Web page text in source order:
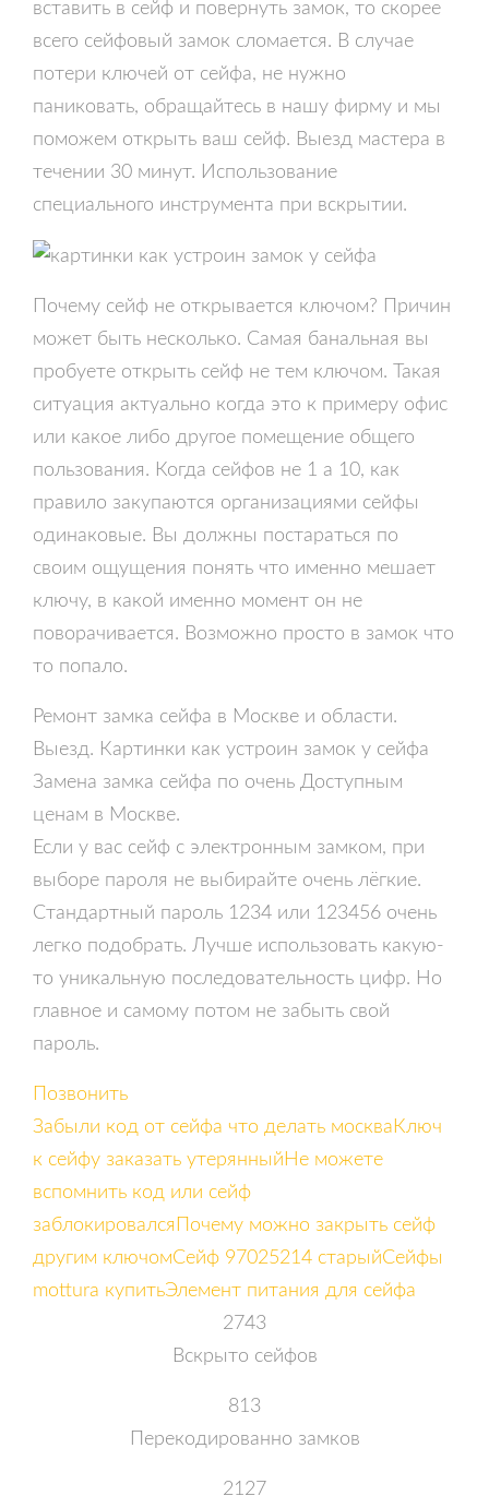
вставить в сейф и повернуть замок, то скорее
всего сейфовый замок сломается. В случае
потери ключей от сейфа, не нужно
паниковать, обращайтесь в нашу фирму и мы
поможем открыть ваш сейф. Выезд мастера в
течении 30 минут. Использование
специального инструмента при вскрытии.
Почему сейф не открывается ключом? Причин
может быть несколько. Самая банальная вы
пробуете открыть сейф не тем ключом. Такая
ситуация актуально когда это к примеру офис
или какое либо другое помещение общего
пользования. Когда сейфов не 1 а 10, как
правило закупаются организациями сейфы
одинаковые. Вы должны постараться по
своим ощущения понять что именно мешает
ключу, в какой именно момент он не
поворачивается. Возможно просто в замок что
то попало.
Ремонт замка сейфа в Москве и области.
Выезд. Картинки как устроин замок у сейфа
Замена замка сейфа по очень Доступным
ценам в Москве.
Если у вас сейф с электронным замком, при
выборе пароля не выбирайте очень лёгкие.
Стандартный пароль 1234 или 123456 очень
легко подобрать. Лучше использовать какую-
то уникальную последовательность цифр. Но
главное и самому потом не забыть свой
пароль.
Позвонить
Забыли код от сейфа что делать москваКлюч
к сейфу заказать утерянныйНе можете
вспомнить код или сейф
заблокировался
Почему можно закрыть сейф
другим ключомСейф 97025214 старыйСейфы
mottura купитьЭлемент питания для сейфа
2743
Вскрыто сейфов
813
Перекодированно замков
2127